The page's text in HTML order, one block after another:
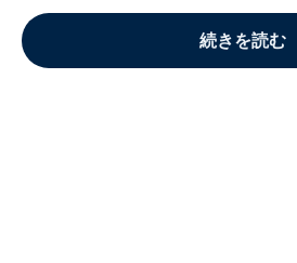
続きを読む